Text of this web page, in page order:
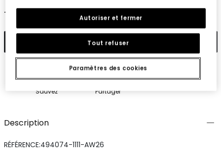
15,95 €
Ajouter
Sauvez Partager
Description
RÉFÉRENCE:494074-1111-AW26
Paramètres des cookies
Tout refuser
Autoriser et fermer